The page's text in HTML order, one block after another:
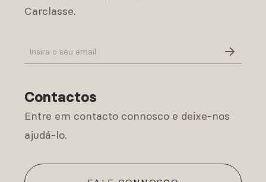
Carclasse.
Contactos
Entre em contacto connosco e deixe-nos
ajudá-lo.